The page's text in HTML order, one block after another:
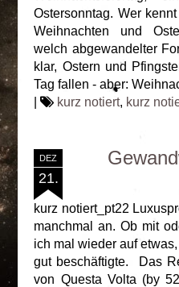
Ostersonntag. Wer
Weihnachten und
welch abgewandelter
klar, Ostern und
Tag fallen - aber:
| kurz notiert, kurz
DEZ
21.
kurz notiert_pt22
manchmal an. Ob mit
ich mal wieder auf
gut beschäftigte. Das
von Questa Volta (by